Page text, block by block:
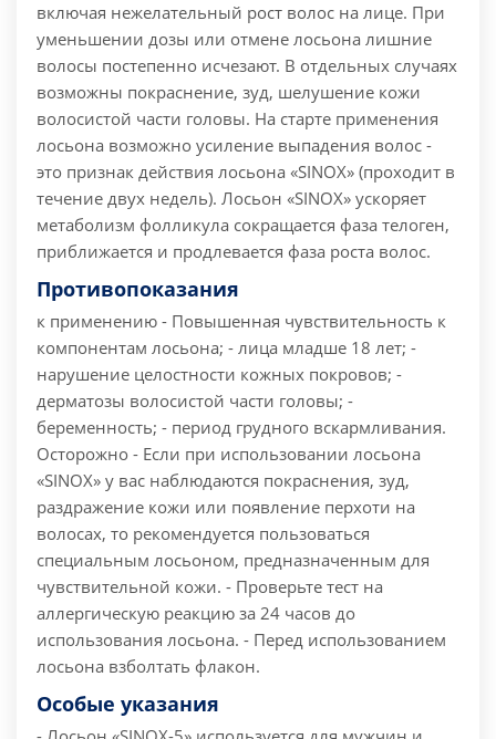
включая нежелательный рост волос на лице. При
уменьшении дозы или отмене лосьона лишние
волосы постепенно исчезают. В отдельных случаях
возможны покраснение, зуд, шелушение кожи
волосистой части головы. На старте применения
лосьона возможно усиление выпадения волос -
это признак действия лосьона «SINОХ» (проходит в
течение двух недель). Лосьон «SINОХ» ускоряет
метаболизм фолликула сокращается фаза телоген,
приближается и продлевается фаза роста волос.
Противопоказания
к применению - Повышенная чувствительность к
компонентам лосьона; - лица младше 18 лет; -
нарушение целостности кожных покровов; -
дерматозы волосистой части головы; -
беременность; - период грудного вскармливания.
Осторожно - Если при использовании лосьона
«SINОХ» у вас наблюдаются покраснения, зуд,
раздражение кожи или появление перхоти на
волосах, то рекомендуется пользоваться
специальным лосьоном, предназначенным для
чувствительной кожи. - Проверьте тест на
аллергическую реакцию за 24 часов до
использования лосьона. - Перед использованием
лосьона взболтать флакон.
Особые указания